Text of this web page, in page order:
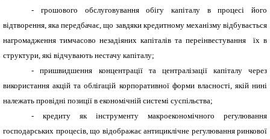
- грошового обслуговування обігу капіталу в процесі його
відтворення, яка передбачає, що завдяки кредитному механізму відбувається
нагромадження тимчасово незадіяних капіталів та переінвестування їх в
структури, які відчувають нестачу капіталу;
- пришвидшення концентрації та централізації капіталу через
використання акцій та облігацій корпоративної форми власності, якій нині
належать провідні позиції в економічній системі суспільства;
- кредиту як інструменту макроекономічного регулювання
господарських процесів, що відображає антициклічне регулювання ринкової